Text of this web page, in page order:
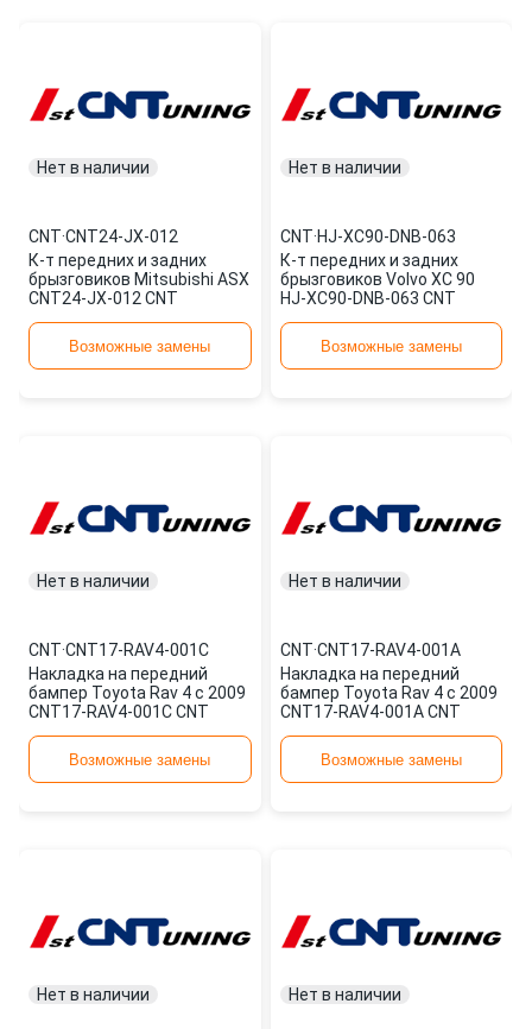
Нет в наличии
CNT·CNT24-JX-012
К-т передних и задних
брызговиков Mitsubishi ASX
CNT24-JX-012 CNT
Возможные замены
Нет в наличии
CNT·HJ-XC90-DNB-063
К-т передних и задних
брызговиков Volvo XC 90
HJ-XC90-DNB-063 CNT
Возможные замены
Нет в наличии
CNT·CNT17-RAV4-001C
Накладка на передний
бампер Toyota Rav 4 с 2009
CNT17-RAV4-001C CNT
Возможные замены
Нет в наличии
CNT·CNT17-RAV4-001A
Накладка на передний
бампер Toyota Rav 4 с 2009
CNT17-RAV4-001A CNT
Возможные замены
Нет в наличии Нет в наличии